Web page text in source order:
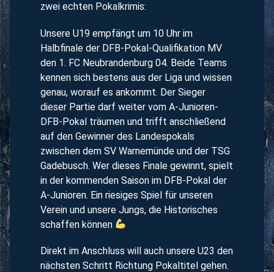
zwei echten Pokalkrimis:
Unsere U19 empfängt um 10 Uhr im
Halbfinale der DFB-Pokal-Qualifikation MV
den 1. FC Neubrandenburg 04. Beide Teams
kennen sich bestens aus der Liga und wissen
genau, worauf es ankommt. Der Sieger
dieser Partie darf weiter vom A-Junioren-
DFB-Pokal träumen und trifft anschließend
auf den Gewinner des Landespokals
zwischen dem SV Warnemünde und der TSG
Gadebusch. Wer dieses Finale gewinnt, spielt
in der kommenden Saison im DFB-Pokal der
A-Junioren. Ein riesiges Spiel für unseren
Verein und unsere Jungs, die Historisches
schaffen können
Direkt im Anschluss will auch unsere U23 den
nächsten Schritt Richtung Pokaltitel gehen.